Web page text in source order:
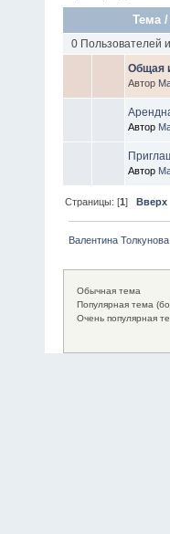
Тема /
0 Пользователей
Общая
Автор
Автор
Автор
Страницы: [1]Вверх
Валентина
Обычная тема
Популярная тема
Очень популярная